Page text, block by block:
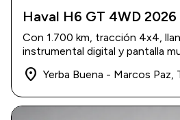
2026 |1.700 km
USD 44.000
Haval H6 GT 4WD 2026
Con 1.700 km, tracción 4x4,
instrumental digital y pantalla
place Yerba Buena - Marcos Paz,